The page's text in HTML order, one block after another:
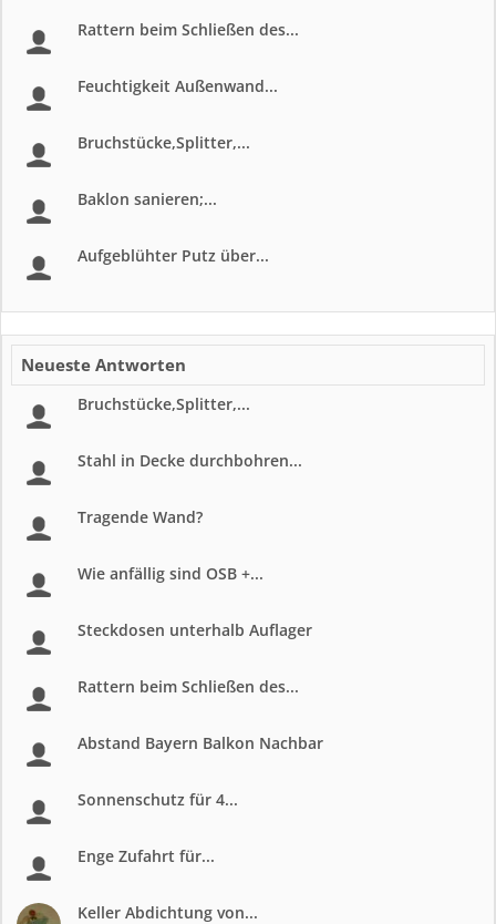
Rattern beim Schließen des...
Feuchtigkeit Außenwand...
Bruchstücke,Splitter,...
Baklon sanieren;...
Aufgeblühter Putz über...
Neueste Antworten
Bruchstücke,Splitter,...
Stahl in Decke durchbohren...
Tragende Wand?
Wie anfällig sind OSB +...
Steckdosen unterhalb Auflager
Rattern beim Schließen des...
Abstand Bayern Balkon Nachbar
Sonnenschutz für 4...
Enge Zufahrt für...
Keller Abdichtung von...